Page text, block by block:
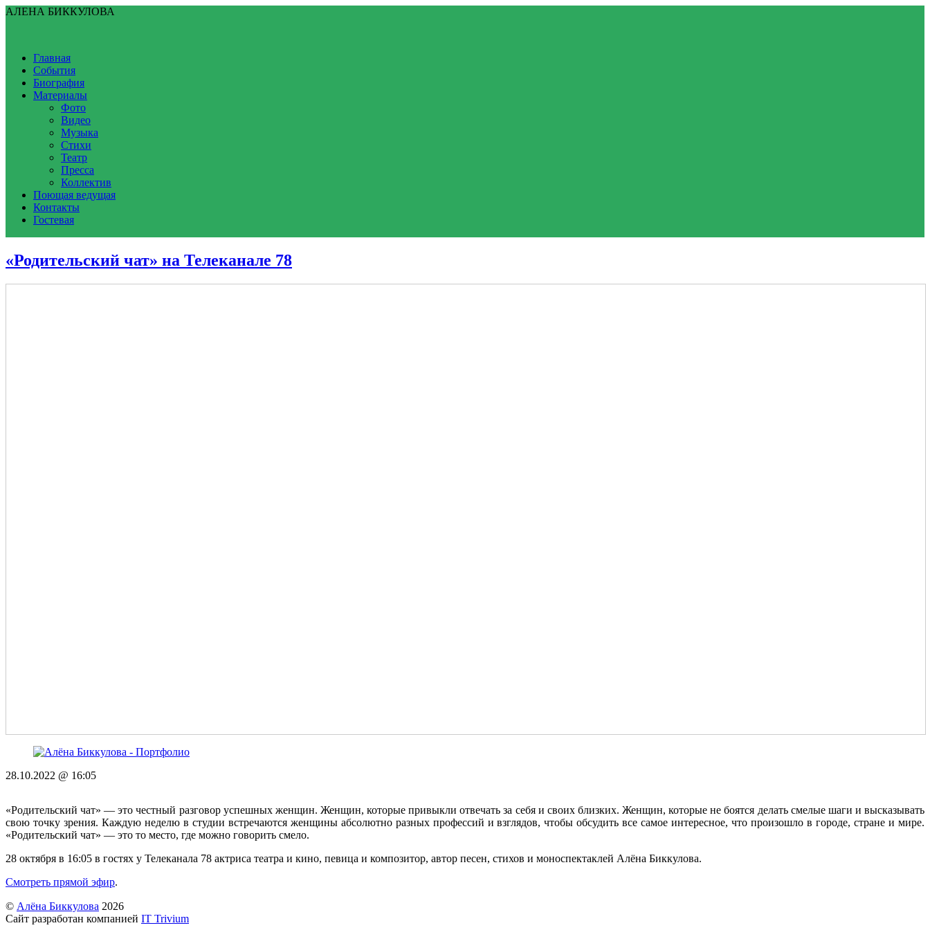
АЛЕНА БИККУЛОВА
Главная
События
Биография
Материалы
Фото
Видео
Музыка
Стихи
Театр
Пресса
Коллектив
Поющая ведущая
Контакты
Гостевая
«Родительский чат» на Телеканале 78
28.10.2022 @ 16:05
«Родительский чат» — это честный разговор успешных женщин. Женщин, которые привыкли отвечать за себя и своих близких. Женщин, которые не боятся делать смелые шаги и высказывать
свою точку зрения. Каждую неделю в студии встречаются женщины абсолютно разных профессий и взглядов, чтобы обсудить все самое интересное, что произошло в городе, стране и мире.
«Родительский чат» — это то место, где можно говорить смело.
28 октября в 16:05 в гостях у Телеканала 78 актриса театра и кино, певица и композитор, автор песен, стихов и моноспектаклей Алёна Биккулова.
Смотреть прямой эфир.
© Алёна Биккулова 2026
Сайт разработан компанией IT Trivium